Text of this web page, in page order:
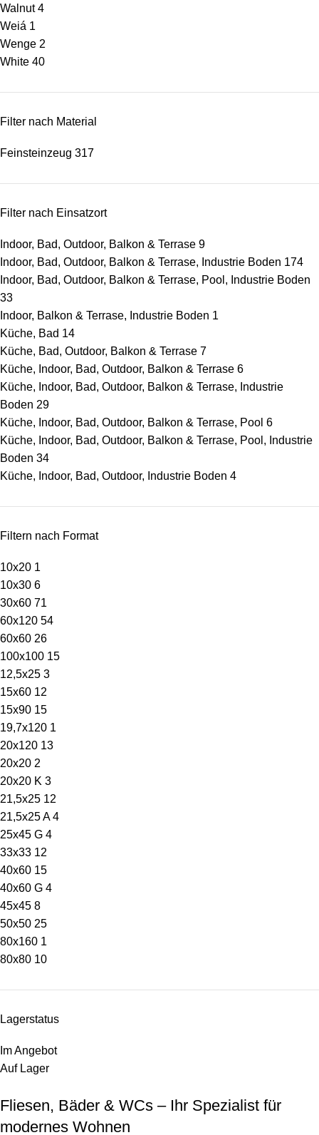
Walnut 4
Weiá 1
Wenge 2
White 40
Filter nach Material
Feinsteinzeug 317
Filter nach Einsatzort
Indoor, Bad, Outdoor, Balkon & Terrase 9
Indoor, Bad, Outdoor, Balkon & Terrase, Industrie Boden 174
Indoor, Bad, Outdoor, Balkon & Terrase, Pool, Industrie Boden
33
Indoor, Balkon & Terrase, Industrie Boden 1
Küche, Bad 14
Küche, Bad, Outdoor, Balkon & Terrase 7
Küche, Indoor, Bad, Outdoor, Balkon & Terrase 6
Küche, Indoor, Bad, Outdoor, Balkon & Terrase, Industrie
Boden 29
Küche, Indoor, Bad, Outdoor, Balkon & Terrase, Pool 6
Küche, Indoor, Bad, Outdoor, Balkon & Terrase, Pool, Industrie
Boden 34
Küche, Indoor, Bad, Outdoor, Industrie Boden 4
Filtern nach Format
10x20 1
10x30 6
30x60 71
60x120 54
60x60 26
100x100 15
12,5x25 3
15x60 12
15x90 15
19,7x120 1
20x120 13
20x20 2
20x20 K 3
21,5x25 12
21,5x25 A 4
25x45 G 4
33x33 12
40x60 15
40x60 G 4
45x45 8
50x50 25
80x160 1
80x80 10
Lagerstatus
Im Angebot
Auf Lager
Fliesen, Bäder & WCs – Ihr Spezialist für
modernes Wohnen